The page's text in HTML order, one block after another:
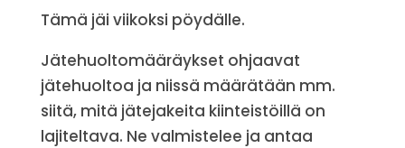
Tämä jäi viikoksi pöydälle.
Jätehuoltomääräykset ohjaavat
jätehuoltoa ja niissä määrätään mm.
siitä, mitä jätejakeita kiinteistöillä on
lajiteltava. Ne valmistelee ja antaa